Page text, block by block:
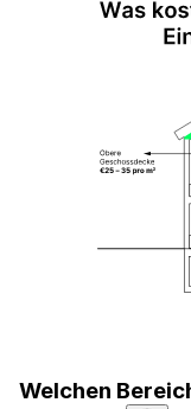
Welchen